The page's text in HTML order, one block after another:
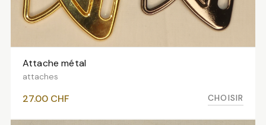
VOIR LES VARIANTES
Attache métal
attaches
27.00 CHF CHOISIR